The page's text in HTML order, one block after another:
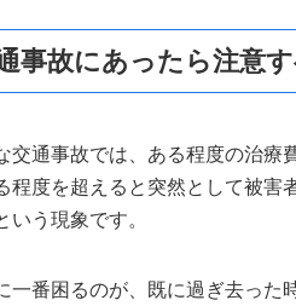
事故にあったら注意
交通事故では、ある程度の治療
程度を超えると突然として被害
いう現象です。
一番困るのが、既に過ぎ去った